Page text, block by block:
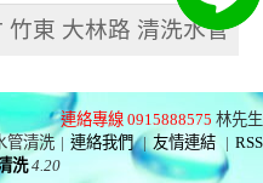
竹東 大林路 清洗水管
連絡專線 0915888575 林先生
管清洗 | 連絡我們 | 友情連結 | RSS
洗 4.20